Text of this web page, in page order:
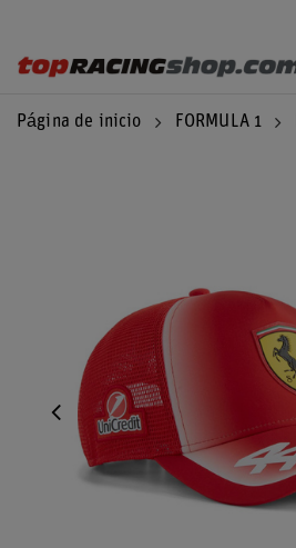
Página de inicio FORMULA 1